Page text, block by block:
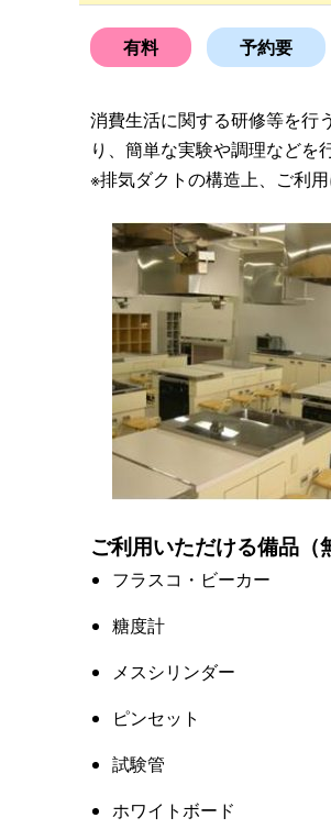
有料 予約要
消費生活に関する研修等を行
り、簡単な実験や調理などを
※排気ダクトの構造上、ご利
ご利用いただける備品（
フラスコ・ビーカー
糖度計
メスシリンダー
ピンセット
試験管
ホワイトボード